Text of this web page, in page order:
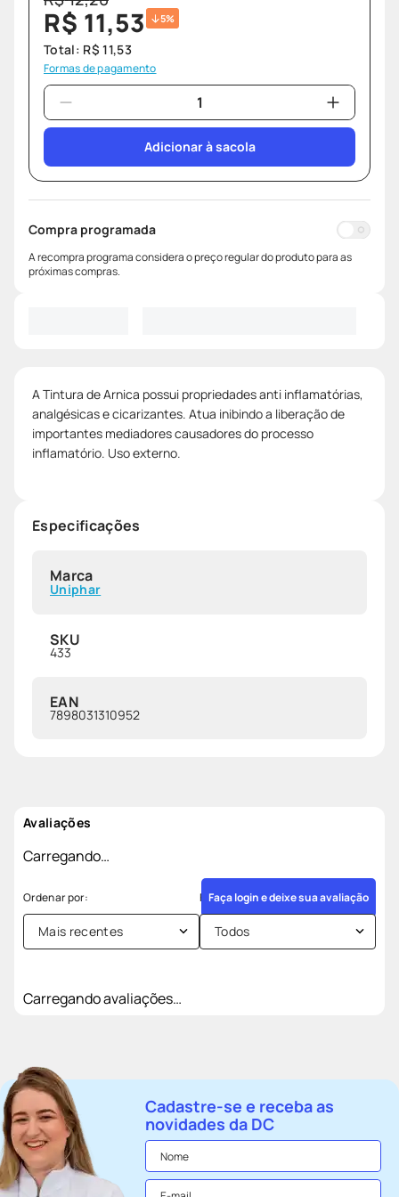
R$ 11,53 5%
Total: R$ 11,53
Formas de pagamento
Adicionar à sacola
Compra programada
A recompra programa considera o preço regular do produto para as
próximas compras.
A Tintura de Arnica possui propriedades anti inflamatórias,
analgésicas e cicarizantes. Atua inibindo a liberação de
importantes mediadores causadores do processo
inflamatório. Uso externo.
Especificações
Marca
Uniphar
SKU
433
EAN
7898031310952
Avaliações
Carregando…
Faça login e deixe sua avaliação
Mais recentes Todos
Carregando avaliações…
Cadastre-se e receba as
novidades da DC